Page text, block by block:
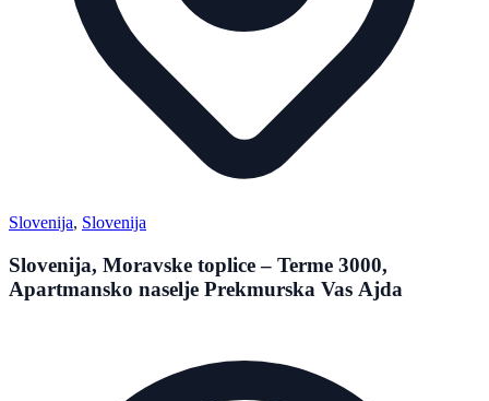
Slovenija, Slovenija
Slovenija, Moravske toplice – Terme 3000,
Apartmansko naselje Prekmurska Vas Ajda